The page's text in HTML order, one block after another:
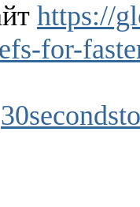
https://
for-